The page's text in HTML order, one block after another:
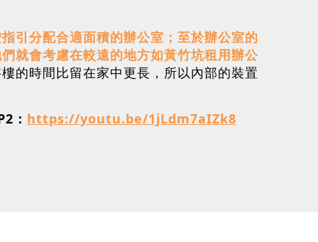
引分配合適面積的辦公室；至於辦公室的
就會考慮在較遠的地方如黃竹坑租用辦公
的時間比留在家中更長，所以內部的裝置
： https://youtu.be/1jLdm7aIZk8